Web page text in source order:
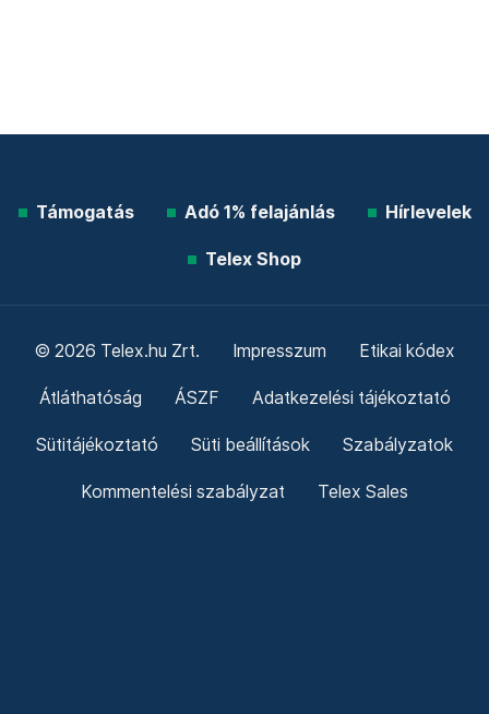
Támogatás Adó 1% felajánlás Hírlevelek
Telex Shop
© 2026 Telex.hu Zrt. Impresszum Etikai kódex
Átláthatóság ÁSZF Adatkezelési tájékoztató
Sütitájékoztató Süti beállítások Szabályzatok
Kommentelési szabályzat Telex Sales